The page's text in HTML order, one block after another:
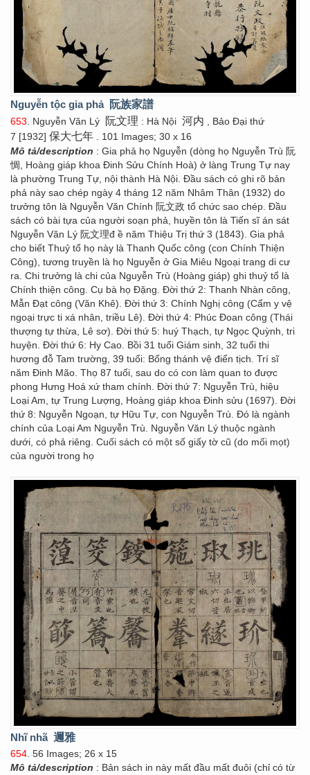
Nguyễn tộc gia phả 阮族家譜
653 . Nguyễn Văn Lý 阮文理 : Hà Nội 河内 , Bảo Đại thứ
7 [1932] 保大七年 . 101 Images; 30 x 16
Mô tả/description : Gia phả họ Nguyễn (dòng họ Nguyễn Trù 阮
惆, Hoàng giáp khoa Đinh Sửu Chính Hoà) ở làng Trung Tự nay
là phường Trung Tự, nội thành Hà Nội. Đầu sách có ghi rõ bản
phả này sao chép ngày 4 tháng 12 năm Nhâm Thân (1932) do
trưởng tôn là Nguyễn Văn Chính 阮文政 tổ chức sao chép. Đầu
sách có bài tựa của người soạn phả, huyền tôn là Tiến sĩ án sát
Nguyễn Văn Lý 阮文理đ ề năm Thiệu Trị thứ 3 (1843). Gia phả
cho biết Thuỷ tổ họ này là Thanh Quốc công (con Chính Thiện
Công), tương truyền là họ Nguyễn ở Gia Miêu Ngoại trang di cư
ra. Chi trưởng là chi của Nguyễn Trù (Hoàng giáp) ghi thuỷ tổ là
Chính thiện công. Cụ bà họ Đặng. Đời thứ 2: Thanh Nhàn công,
Mẫn Đạt công (Văn Khê). Đời thứ 3: Chính Nghị công (Cẩm y vệ
ngoại trực ti xá nhân, triều Lê). Đời thứ 4: Phúc Đoan công (Thái
thượng tự thừa, Lê sơ). Đời thứ 5: huý Thạch, tự Ngọc Quỳnh, tri
huyện. Đời thứ 6: Hy Cao. Bồi 31 tuổi Giám sinh, 32 tuổi thi
hương đỗ Tam trường, 39 tuổi: Bổng thánh vệ điển tịch. Trí sĩ
năm Đinh Mão. Thọ 87 tuổi, sau do có con làm quan to được
phong Hưng Hoá xứ tham chính. Đời thứ 7: Nguyễn Trù, hiệu
Loại Am, tự Trung Lượng, Hoàng giáp khoa Đinh sửu (1697). Đời
thứ 8: Nguyễn Ngoạn, tự Hữu Tự, con Nguyễn Trù. Đó là ngành
chính của Loại Am Nguyễn Trù. Nguyễn Văn Lý thuộc ngành
dưới, có phả riêng. Cuối sách có một số giấy tờ cũ (do mối mọt)
của người trong họ
Nhĩ nhã 邇雅
654 . 56 Images; 26 x 15
Mô tả/description : Bản sách in này mất đầu mất đuôi (chỉ có từ